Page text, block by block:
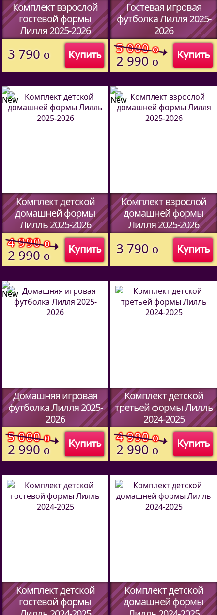
Комплект взрослой
гостевой формы
Лилля 2025-2026
Купить
3 790 o
Гостевая игровая
футболка Лилля 2025-
2026
(Код:51457094
Купить
5 000o
2 990 o
Комплект детской
домашней формы
Лилль 2025-2026
(Код:51487094
Купить
4 990o
2 990 o
Комплект взрослой
домашней формы
Лилля 2025-2026
Купить
3 790 o
Домашняя игровая
футболка Лилля 2025-
2026
(Код:51457094
Купить
5 000o
2 990 o
Комплект детской
третьей формы Лилль
2024-2025
(Код:51487094
Купить
4 990o
2 990 o
Комплект детской
гостевой формы
Комплект детской
домашней формы